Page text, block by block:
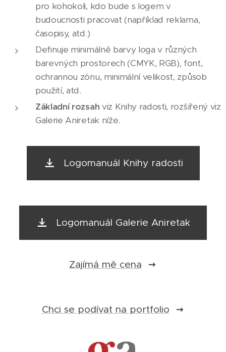
pro kohokoli, kdo bude s logem v
budoucnosti pracovat (například reklama,
časopisy, atd.)
Definuje minimálně barvy loga v různých
barevných prostorech (CMYK, RGB), font,
ochrannou zónu, minimální velikost, způsob
použití, atd.
Základní rozsah viz Knihy radosti, rozšířený viz
Galerie Aniretak níže.
Logomanuál Knihy radosti
Logomanuál Galerie Aniretak
Zajímá mě cena
Chci se podívat na portfolio